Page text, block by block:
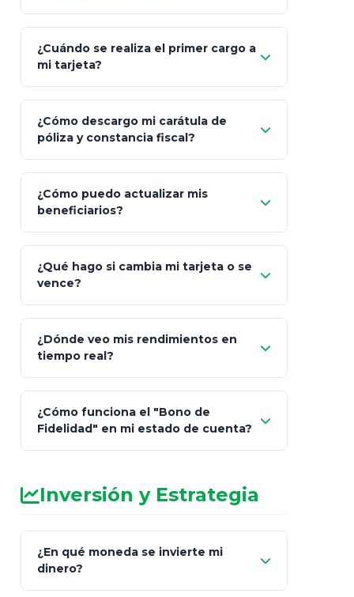
"¿Aún no tienes cuenta?
Regístrate"
¿Cuándo se realiza el primer cargo a
mi tarjeta?
¿Cómo descargo mi carátula de
póliza y constancia fiscal?
"Mis Pólizas" > "Documentos"
¿Cómo puedo actualizar mis
beneficiarios?
¿Qué hago si cambia mi tarjeta o se
vence?
"Link
de Cobro Seguro"
¿Dónde veo mis rendimientos en
tiempo real?
¿Cómo funciona el "Bono de
Fidelidad" en mi estado de cuenta?
Inversión y Estrategia
¿En qué moneda se invierte mi
dinero?